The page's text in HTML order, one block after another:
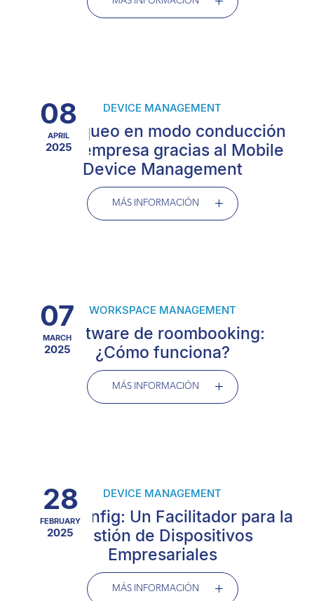
08
APRIL
2025
DEVICE MANAGEMENT
El bloqueo en modo conducción
en la empresa gracias al Mobile
Device Management
MÁS INFORMACIÓN
07
MARCH
2025
WORKSPACE MANAGEMENT
Software de roombooking:
¿Cómo funciona?
MÁS INFORMACIÓN
28
FEBRUARY
2025
DEVICE MANAGEMENT
OEMConfig: Un Facilitador para la
Gestión de Dispositivos
Empresariales
MÁS INFORMACIÓN